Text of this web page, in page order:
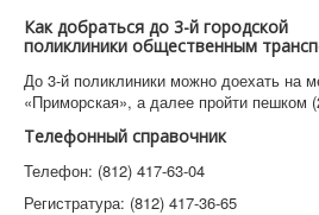
Как добраться до 3-й городской
поликлиники общественным
До 3-й поликлиники можно доехать на
«Приморская», а далее пройти пешком
Телефонный справочник
Телефон: (812) 417-63-04
Регистратура: (812) 417-36-65